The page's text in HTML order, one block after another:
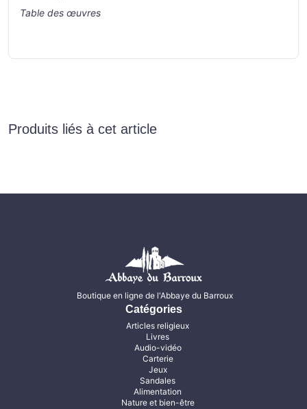
Table des œuvres
Produits liés à cet article
Boutique en ligne de l'Abbaye du Barroux
Catégories
Articles religieux
Livres
Audio-vidéo
Carterie
Jeux
Sandales
Alimentation
Nature et bien-être